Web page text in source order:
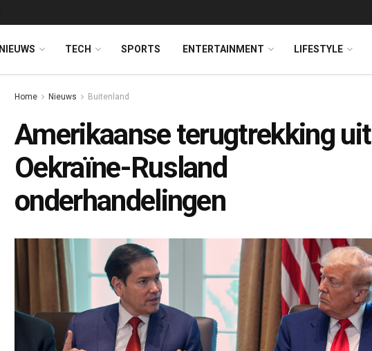
NIEUWS TECH SPORTS ENTERTAINMENT LIFESTYLE
Home Nieuws Buitenland
Amerikaanse terugtrekking uit
Oekraïne-Rusland
onderhandelingen